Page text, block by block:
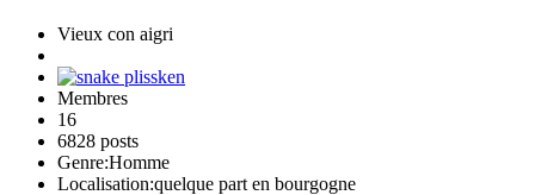
Vieux con aigri
Membres
16
6828 posts
Genre:Homme
Localisation:quelque part en bourgogne